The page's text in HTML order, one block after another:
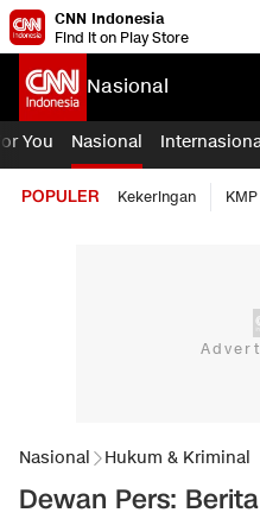
CNN Indonesia
Find it on Play Store
Nasional
You Nasional
POPULER Kekeringan
Nasional Hukum & Kriminal
Dewan Pers: